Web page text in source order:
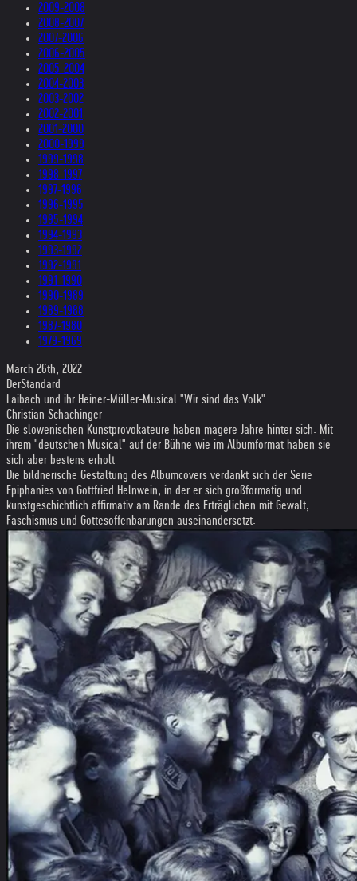
2009-2008
2008-2007
2007-2006
2006-2005
2005-2004
2004-2003
2003-2002
2002-2001
2001-2000
2000-1999
1999-1998
1998-1997
1997-1996
1996-1995
1995-1994
1994-1993
1993-1992
1992-1991
1991-1990
1990-1989
1989-1988
1987-1980
1979-1969
March 26th, 2022
DerStandard
Laibach und ihr Heiner-Müller-Musical "Wir sind das Volk"
Christian Schachinger
Die slowenischen Kunstprovokateure haben magere Jahre hinter sich. Mit
ihrem "deutschen Musical" auf der Bühne wie im Albumformat haben sie
sich aber bestens erholt
Die bildnerische Gestaltung des Albumcovers verdankt sich der Serie
Epiphanies von Gottfried Helnwein, in der er sich großformatig und
kunstgeschichtlich affirmativ am Rande des Erträglichen mit Gewalt,
Faschismus und Gottesoffenbarungen auseinandersetzt.